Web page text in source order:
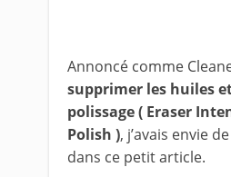
Annoncé comme
supprimer les huiles
polissage ( Eraser
Polish ), j’avais envie
dans ce petit article.